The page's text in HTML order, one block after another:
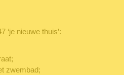
‘je nieuwe thuis’:
zwembad;